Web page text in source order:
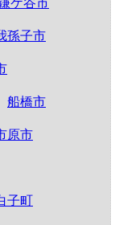
ケ谷市
孫子市
船橋市
原市
子町